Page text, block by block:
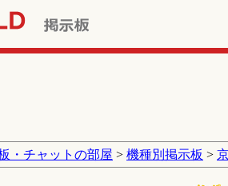
・チャットの部屋 > 機種別掲示板 >